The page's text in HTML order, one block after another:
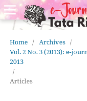
Home / Archives /
Vol. 2 No. 3 (2013): e-
2013
/
Articles